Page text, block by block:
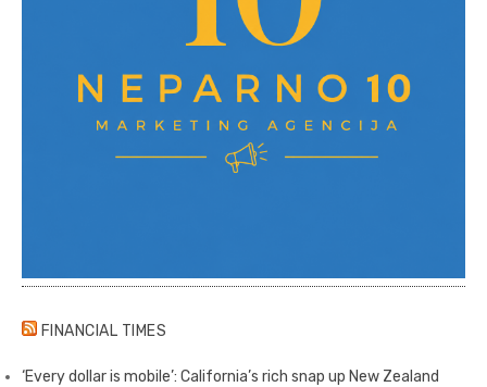
FINANCIAL TIMES
‘Every dollar is mobile’: California’s rich snap up New Zealand